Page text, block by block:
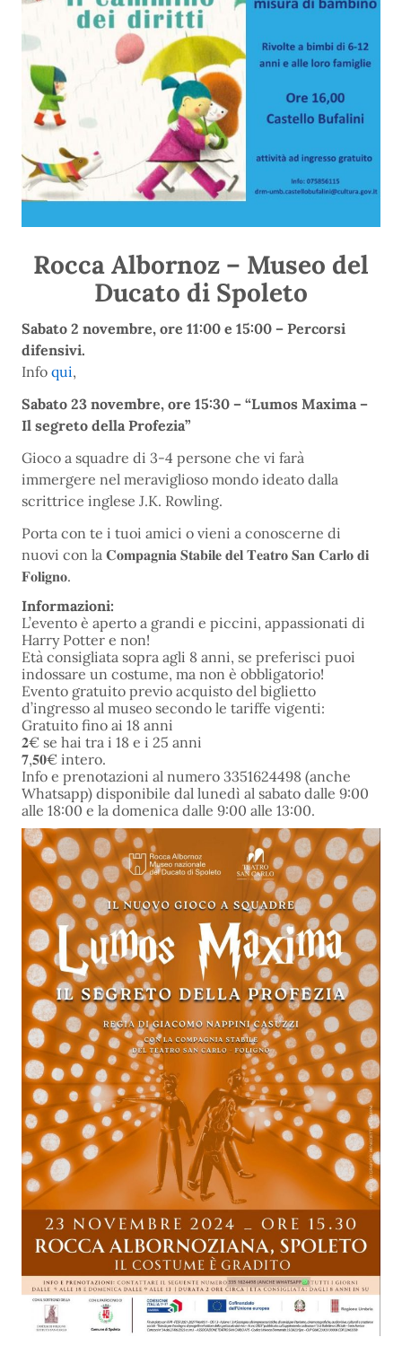
Rocca Albornoz – Museo del
Ducato di Spoleto
Sabato 2 novembre, ore 11:00 e 15:00 – Percorsi
difensivi.
Info qui,
Sabato 23 novembre, ore 15:30 – “Lumos Maxima –
Il segreto della Profezia”
Gioco a squadre di 3-4 persone che vi farà
immergere nel meraviglioso mondo ideato dalla
scrittrice inglese J.K. Rowling.
Porta con te i tuoi amici o vieni a conoscerne di
nuovi con la 𝐂𝐨𝐦𝐩𝐚𝐠𝐧𝐢𝐚 𝐒𝐭𝐚𝐛𝐢𝐥𝐞 𝐝𝐞𝐥 𝐓𝐞𝐚𝐭𝐫𝐨 𝐒𝐚𝐧 𝐂𝐚𝐫𝐥𝐨 𝐝𝐢
𝐅𝐨𝐥𝐢𝐠𝐧𝐨.
Informazioni:
L’evento è aperto a grandi e piccini, appassionati di
Harry Potter e non!
Età consigliata sopra agli 8 anni, se preferisci puoi
indossare un costume, ma non è obbligatorio!
Evento gratuito previo acquisto del biglietto
d’ingresso al museo secondo le tariffe vigenti:
Gratuito fino ai 18 anni
𝟐€ se hai tra i 18 e i 25 anni
𝟕,𝟓𝟎€ intero.
Info e prenotazioni al numero 3351624498 (anche
Whatsapp) disponibile dal lunedì al sabato dalle 9:00
alle 18:00 e la domenica dalle 9:00 alle 13:00.